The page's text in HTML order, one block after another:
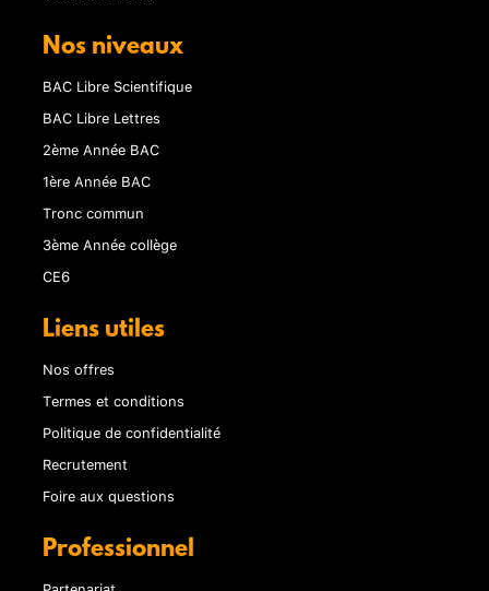
Nos niveaux
BAC Libre Scientifique
BAC Libre Lettres
2ème Année BAC
1ère Année BAC
Tronc commun
3ème Année collège
CE6
Liens utiles
Nos offres
Termes et conditions
Politique de confidentialité
Recrutement
Foire aux questions
Professionnel